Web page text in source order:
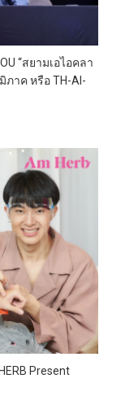
“สยามเอไอคลา
ภาค หรือ TH-AI-
Present